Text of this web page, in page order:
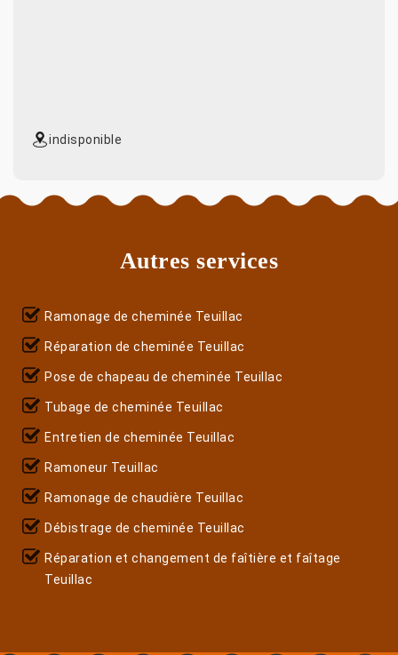
indisponible
Autres services
Ramonage de cheminée Teuillac
Réparation de cheminée Teuillac
Pose de chapeau de cheminée Teuillac
Tubage de cheminée Teuillac
Entretien de cheminée Teuillac
Ramoneur Teuillac
Ramonage de chaudière Teuillac
Débistrage de cheminée Teuillac
Réparation et changement de faîtière et faîtage
Teuillac